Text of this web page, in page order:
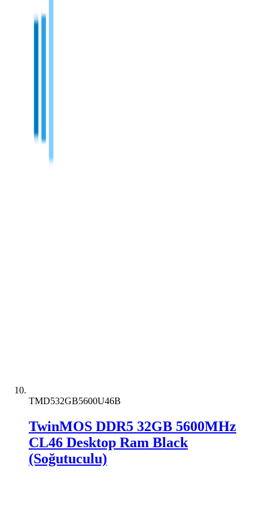
TMD532GB5600U46B
TwinMOS DDR5 32GB 5600MHz
CL46 Desktop Ram Black
(Soğutuculu)